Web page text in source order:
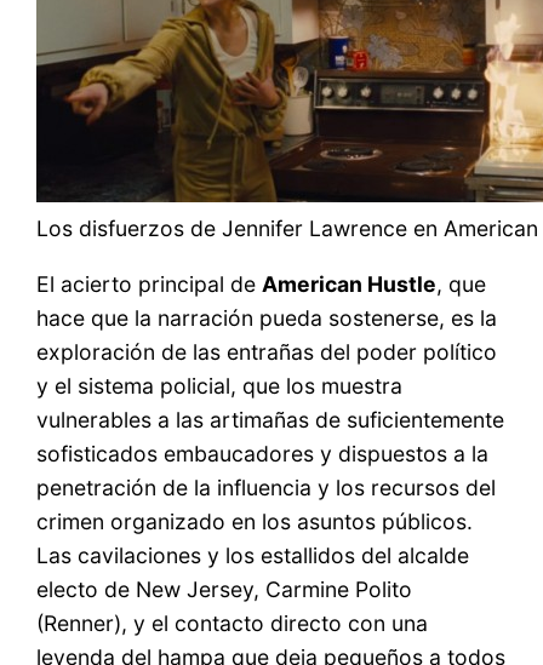
Los disfuerzos de Jennifer Lawrence en
El acierto principal de American Hustle, que
hace que la narración pueda sostenerse, es la
exploración de las entrañas del poder político
y el sistema policial, que los muestra
vulnerables a las artimañas de suficientemente
sofisticados embaucadores y dispuestos a la
penetración de la influencia y los recursos del
crimen organizado en los asuntos públicos.
Las cavilaciones y los estallidos del alcalde
electo de New Jersey, Carmine Polito
(Renner), y el contacto directo con una
leyenda del hampa que deja pequeños a todos